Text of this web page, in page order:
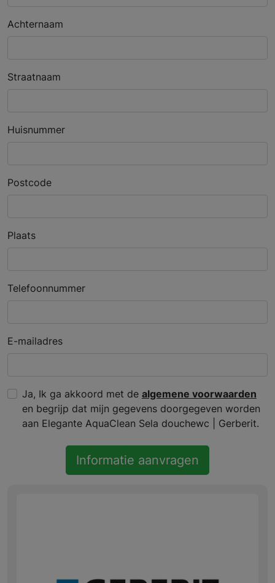
Achternaam
Straatnaam
Huisnummer
Postcode
Plaats
Telefoonnummer
E-mailadres
Ja, Ik ga akkoord met de algemene voorwaarden
en begrijp dat mijn gegevens doorgegeven worden
aan Elegante AquaClean Sela douchewc | Gerberit.
Informatie aanvragen